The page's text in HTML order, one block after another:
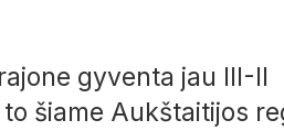
gyventa jau III-II
šiame Aukštaitijos